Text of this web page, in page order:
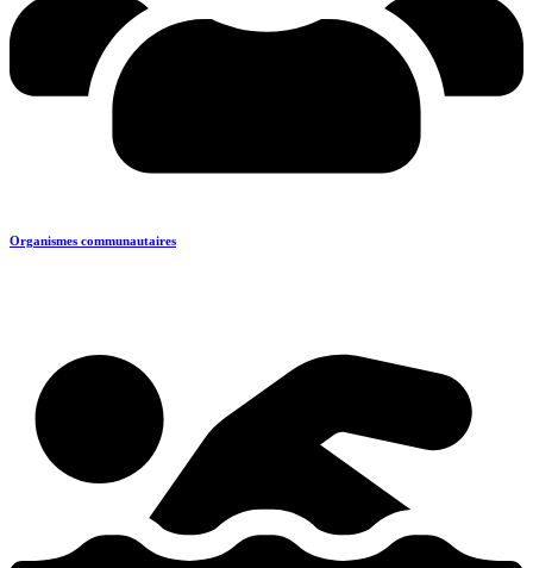
Organismes communautaires